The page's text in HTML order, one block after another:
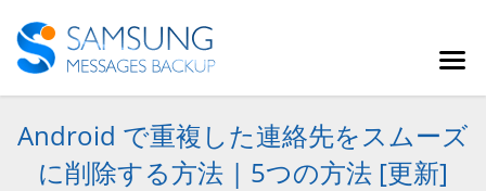
Android で重複した連絡先をスムーズ
に削除する方法 | 5つの方法 [更新]